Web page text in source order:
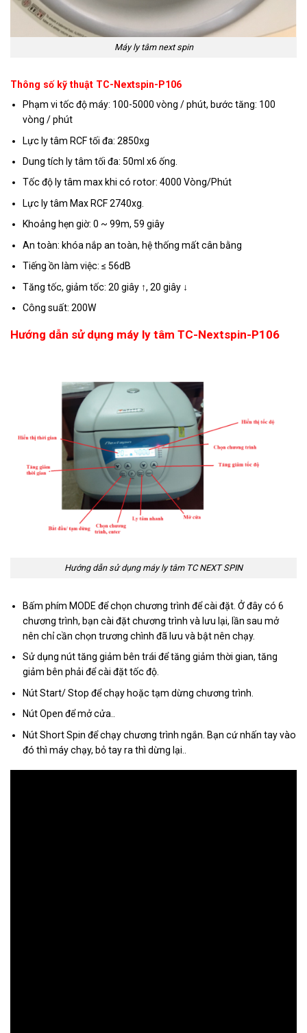
Máy ly tâm next spin
Thông số kỹ thuật TC-Nextspin-P106
Phạm vi tốc độ máy: 100-5000 vòng / phút, bước tăng: 100
vòng / phút
Lực ly tâm RCF tối đa: 2850xg
Dung tích ly tâm tối đa: 50ml x6 ống.
Tốc độ ly tâm max khi có rotor: 4000 Vòng/Phút
Lực ly tâm Max RCF 2740xg.
Khoảng hẹn giờ: 0 ~ 99m, 59 giây
An toàn: khóa nắp an toàn, hệ thống mất cân bằng
Tiếng ồn làm việc: ≤ 56dB
Tăng tốc, giảm tốc: 20 giây ↑, 20 giây ↓
Công suất: 200W
Hướng dẫn sử dụng máy ly tâm TC-Nextspin-P106
Hướng dẫn sử dụng máy ly tâm TC NEXT SPIN
Bấm phím MODE để chọn chương trình để cài đặt. Ở đây có 6
chương trình, bạn cài đặt chương trình và lưu lại, lần sau mở
nên chỉ cần chọn trương chình đã lưu và bật nên chạy.
Sử dụng nút tăng giảm bên trái để tăng giảm thời gian, tăng
giảm bên phải để cài đặt tốc độ.
Nút Start/ Stop để chạy hoặc tạm dừng chương trình.
Nút Open để mở cửa..
Nút Short Spin để chạy chương trình ngắn. Bạn cứ nhấn tay vào
đó thì máy chạy, bỏ tay ra thì dừng lại..